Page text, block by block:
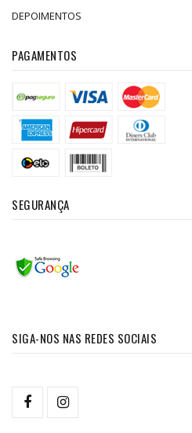
DEPOIMENTOS
PAGAMENTOS
SEGURANÇA
SIGA-NOS NAS REDES SOCIAIS